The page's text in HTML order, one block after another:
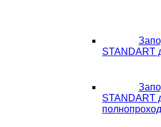
STANDART
STANDART